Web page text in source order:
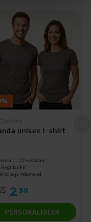
unisex t-shirt
100% Katoen
Regular Fit
Ademend
2 38
PERSONALISEER